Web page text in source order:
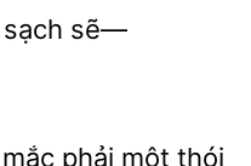
sạch sẽ—
phải một thói